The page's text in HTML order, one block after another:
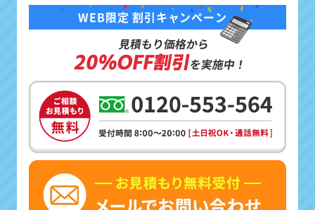
WEB限定 割引キャンペーン
見積もり価格から
20%OFF割引を実施中！